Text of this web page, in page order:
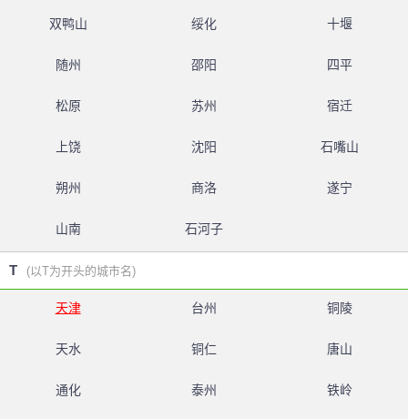
双鸭山 绥化 十堰
随州 邵阳 四平
松原 苏州 宿迁
上饶 沈阳 石嘴山
朔州 商洛 遂宁
山南 石河子
T (以T为开头的城市名)
天津 台州 铜陵
天水 铜仁 唐山
通化 泰州 铁岭